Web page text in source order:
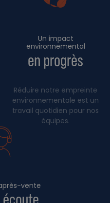
Un impact
environnemental
en progrès
Réduire notre empreinte
environnementale est un
travail quotidien pour nos
équipes.
vente